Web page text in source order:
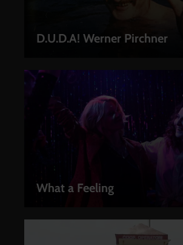
D.U.D.A! Werner Pirchner
LEIHEN
What a Feeling
LEIHEN